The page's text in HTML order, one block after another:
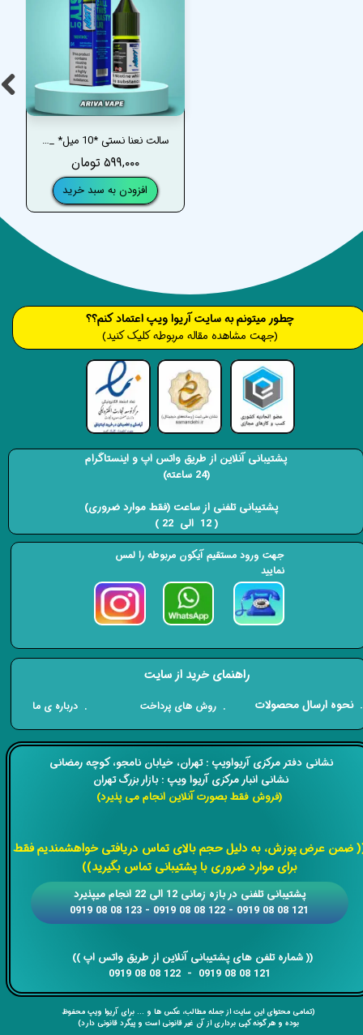
سالت نعنا نستی *10 میل* _ NASTY MENTHOL MINI SALT
۵۹۹,۰۰۰ تومان
افزودن به سبد خرید
​​نشانی دفتر مرکزی آریواویپ : تهران، خیابان نامجو،کوچه رمضانی
نشانی انبار مرکزی آریوا ویپ : بازار بزرگ تهران
(فروش فقط بصورت آنلاین انجام می پذیرد)
ضمن عرض پوزش، به دلیل حجم بالای تماس دریافتی خواهشمندیم فقط
برای موارد ضروری با پشتیبانی تماس بگیرید))
​​​​​​​​​​​​​​(( ​​​​​​​شماره تلفن های پشتیبانی آنلاین از طریق واتس اپ ))
​​​​​​​121 08 08 0919 - 122 08 08 0919
​​پشتیبانی تلفنی در بازه زمانی 12 الی 22 انجام میپذیرد
121 08 08 0919 - 122 08 08 0919 - 123 08 08 0919
(تمامی محتوای این سایت از جمله مطالب، عکس ها و ... برای آریوا ویپ محفوظ
بوده و هر گونه کپی برداری از آن غیر قانونی است و پیگرد قانونی دارد)
​​​چطور میتونم به سایت آریوا ویپ اعتماد کنم؟؟
(جهت مشاهده مقاله مربوطه کلیک کنید)
راهنمای خرید از سایت
​. نحوه ارسال محصولات . روش های پرداخت . درباره ی ما
پشتیبانی آنلاین از طریق واتس اپ و اینستاگرام
(24 ساعته)
​​​​​​​ پشتیبانی تلفنی از ساعت (فقط موارد ضروری)
( 12 الی 22 ) ​​​​​​​
جهت ورود مستقیم آیکون مربوطه را لمس
نمایید